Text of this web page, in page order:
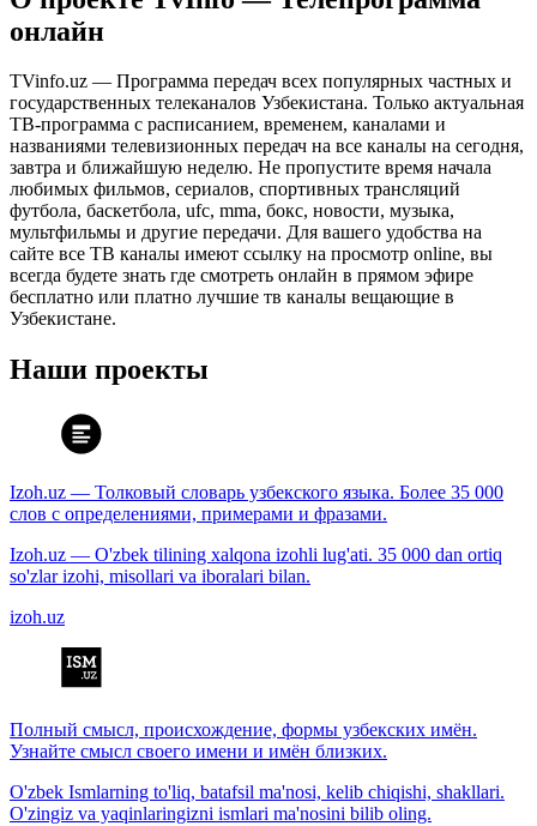
онлайн
TVinfo.uz — Программа передач всех популярных частных и
государственных телеканалов Узбекистана. Только актуальная
ТВ-программа с расписанием, временем, каналами и
названиями телевизионных передач на все каналы на сегодня,
завтра и ближайшую неделю. Не пропустите время начала
любимых фильмов, сериалов, спортивных трансляций
футбола, баскетбола, ufc, mma, бокс, новости, музыка,
мультфильмы и другие передачи. Для вашего удобства на
сайте все ТВ каналы имеют ссылку на просмотр online, вы
всегда будете знать где смотреть онлайн в прямом эфире
бесплатно или платно лучшие тв каналы вещающие в
Узбекистане.
Наши проекты
Izoh.uz — Толковый словарь узбекского языка. Более 35 000
слов с определениями, примерами и фразами.
Izoh.uz — O'zbek tilining xalqona izohli lug'ati. 35 000 dan ortiq
so'zlar izohi, misollari va iboralari bilan.
izoh.uz
Полный смысл, происхождение, формы узбекских имён.
Узнайте смысл своего имени и имён близких.
O'zbek Ismlarning to'liq, batafsil ma'nosi, kelib chiqishi, shakllari.
O'zingiz va yaqinlaringizni ismlari ma'nosini bilib oling.